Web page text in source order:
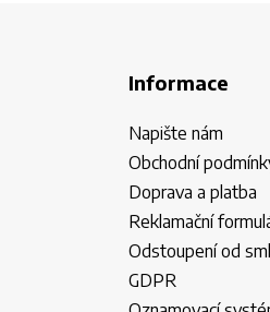
Informace
Napište nám
Obchodní
Doprava a platba
Reklamační
Odstoupení od
GDPR